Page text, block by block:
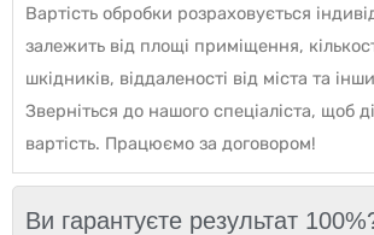
Вартість обробки розраховується
залежить від площі приміщення,
шкідників, віддаленості від міста та
Зверніться до нашого спеціаліста, щоб
вартість. Працюємо за договором!
Ви гарантуєте результат